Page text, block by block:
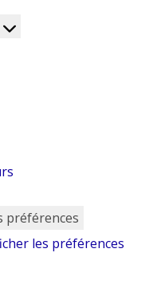
préférences
les préférences